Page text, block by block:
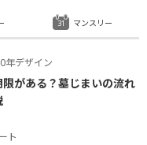
年デザイン
限がある？墓じまいの流れ
ト
マンスリー